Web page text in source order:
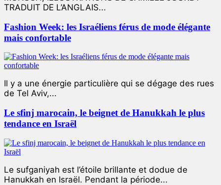
TRADUIT DE L’ANGLAIS...
Fashion Week: les Israéliens férus de mode élégante
mais confortable
Il y a une énergie particulière qui se dégage des rues
de Tel Aviv,...
Le sfinj marocain, le beignet de Hanukkah le plus
tendance en Israël
Le sufganiyah est l’étoile brillante et dodue de
Hanukkah en Israël. Pendant la période...